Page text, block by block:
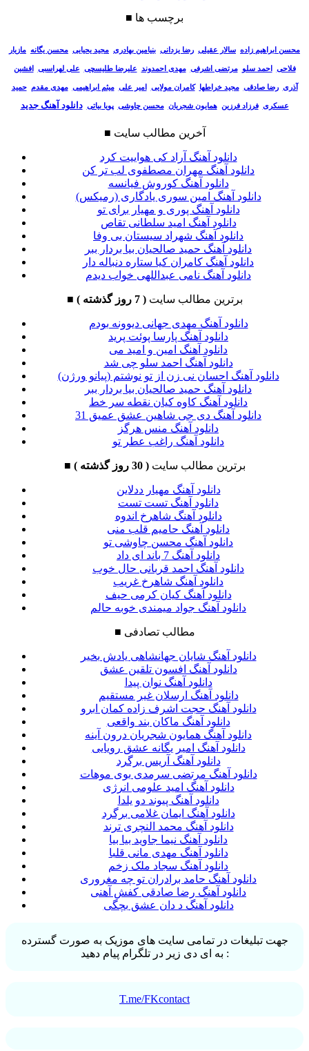
■ برچسب ها
محسن ابراهیم زاده سالار عقیلی رضا یزدانی بنیامین بهادری مجید یحیایی محسن یگانه مازیار
فلاحی احمد سلو مرتضی اشرفی مهدی احمدوند علیرضا طلیسچی علی لهراسبی افشین
آذری رضا صادقی مجید خراطها کامران مولایی امیر علی میثم ابراهیمی مهدی مقدم حمید
عسکری فرزاد فرزین همایون شجریان محسن چاوشی پویا بیاتی دانلود آهنگ جدید
■ آخرین مطالب سایت
دانلود آهنگ آراد کی هواییت کرد
دانلود آهنگ مهران مصطفوی لب تر کن
دانلود آهنگ کوروش فیانسه
دانلود آهنگ امین سوری یادگاری (رمیکس)
دانلود آهنگ پوری و مهیار برای تو
دانلود آهنگ امید سلطانی تقاص
دانلود آهنگ شهراد سیستان بی وفا
دانلود آهنگ حمید صالحیان بیا بردار ببر
دانلود آهنگ کامران کیا ستاره دنباله دار
دانلود آهنگ نامی عبداللهی خواب دیدم
■ برترین مطالب سایت( 7 روز گذشته )
دانلود آهنگ مهدی جهانی دیوونه بودم
دانلود آهنگ پارسا پوئت پرید
دانلود آهنگ امین و امید می
دانلود آهنگ احمد سلو چی شد
دانلود آهنگ احسان نی زن از تو نوشتم (پیانو ورژن)
دانلود آهنگ حمید صالحیان بیا بردار ببر
دانلود آهنگ کاوه کیان نقطه سر خط
دانلود آهنگ دی جی شاهین عشق عمیق 31
دانلود آهنگ منس هرگز
دانلود آهنگ راغب عطر تو
■ برترین مطالب سایت( 30 روز گذشته )
دانلود آهنگ مهیار ددلاین
دانلود آهنگ تست تست
دانلود آهنگ شاهرخ اندوه
دانلود آهنگ حامیم قلب منی
دانلود آهنگ محسن چاوشی تو
دانلود آهنگ 7 باند ای داد
دانلود آهنگ احمد قربانی حال خوب
دانلود آهنگ شاهرخ غریب
دانلود آهنگ کیان کرمی حیف
دانلود آهنگ جواد میمندی خوبه حالم
■ مطالب تصادفی
دانلود آهنگ شایان جهانشاهی یادش بخیر
دانلود آهنگ افسون تلقین عشق
دانلود آهنگ نوان پیدا
دانلود آهنگ ارسلان غیر مستقیم
دانلود آهنگ حجت اشرف زاده کمان ابرو
دانلود آهنگ ماکان بند واقعی
دانلود آهنگ همایون شجریان درون آینه
دانلود آهنگ امیر یگانه عشق رویایی
دانلود آهنگ آریس برگرد
دانلود آهنگ مرتضی سرمدی بوی موهات
دانلود آهنگ امید علومی انرژی
دانلود آهنگ پیوند دو‌ یلدا
دانلود آهنگ ایمان غلامی برگرد
دانلود آهنگ محمد النچری ترند
دانلود آهنگ نیما جاوید بیا بیا
دانلود آهنگ مهدی مانی قلبا
دانلود آهنگ سجاد ملک زخم
دانلود آهنگ حامد برادران تو چه مغروری
دانلود آهنگ رضا صادقی کفش آهنی
دانلود آهنگ د دان عشق بچگی
جهت تبلیغات در تمامی سایت های موزیک به صورت گسترده
به ای دی زیر در تلگرام پیام دهید :
T.me/FKcontact